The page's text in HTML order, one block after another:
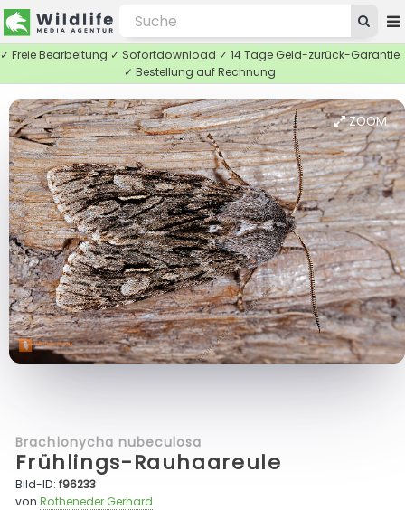
✓ Freie Bearbeitung ✓ Sofortdownload ✓ 14 Tage Geld-zurück-Garantie
✓ Bestellung auf Rechnung
ZOOM
Brachionycha nubeculosa
Frühlings-Rauhaareule
Bild-ID:f96233
vonRotheneder Gerhard